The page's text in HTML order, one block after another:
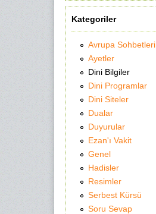
Kategoriler
Avrupa Sohbetleri
Ayetler
Dini Bilgiler
Dini Programlar
Dini Siteler
Dualar
Duyurular
Ezan'ı Vakit
Genel
Hadisler
Resimler
Serbest Kürsü
Soru Sevap